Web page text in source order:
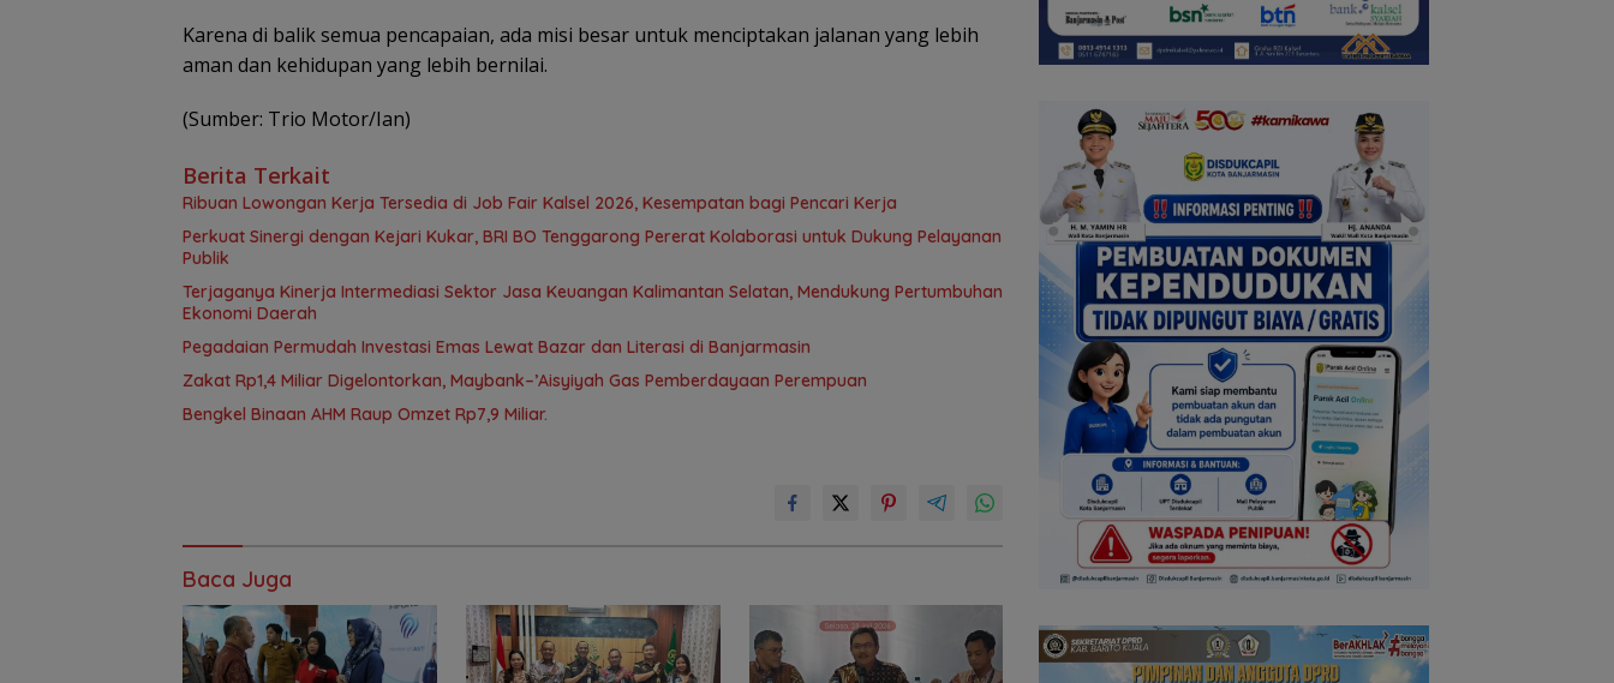
Karena di balik semua pencapaian, ada misi besar untuk menciptakan jalanan yang lebih
aman dan kehidupan yang lebih bernilai.
(Sumber: Trio Motor/Ian)
Berita Terkait
Ribuan Lowongan Kerja Tersedia di Job Fair Kalsel 2026, Kesempatan bagi Pencari Kerja
Perkuat Sinergi dengan Kejari Kukar, BRI BO Tenggarong Pererat Kolaborasi untuk Dukung Pelayanan
Publik
Terjaganya Kinerja Intermediasi Sektor Jasa Keuangan Kalimantan Selatan, Mendukung Pertumbuhan
Ekonomi Daerah
Pegadaian Permudah Investasi Emas Lewat Bazar dan Literasi di Banjarmasin
Zakat Rp1,4 Miliar Digelontorkan, Maybank–’Aisyiyah Gas Pemberdayaan Perempuan
Bengkel Binaan AHM Raup Omzet Rp7,9 Miliar.
Baca Juga